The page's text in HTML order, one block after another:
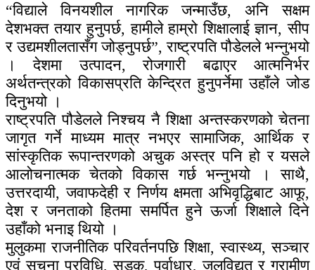
“विद्याले विनयशील नागरिक जन्माउँछ, अनि सक्षम
देशभक्त तयार हुनुपर्छ, हामीले हाम्रो शिक्षालाई ज्ञान, सीप
र उद्यमशीलतासँग जोड्नुपर्छ”, राष्ट्रपति पौडेलले भन्नुभयो
। देशमा उत्पादन, रोजगारी बढाएर आत्मनिर्भर
अर्थतन्त्रको विकासप्रति केन्द्रित हुनुपर्नेमा उहाँले जोड
दिनुभयो ।
राष्ट्रपति पौडेलले निश्चय नै शिक्षा अन्तस्करणको चेतना
जागृत गर्ने माध्यम मात्र नभएर सामाजिक, आर्थिक र
सांस्कृतिक रूपान्तरणको अचुक अस्त्र पनि हो र यसले
आलोचनात्मक चेतको विकास गर्छ भन्नुभयो । साथै,
उत्तरदायी, जवाफदेही र निर्णय क्षमता अभिवृद्धिबाट आफू,
देश र जनताको हितमा समर्पित हुने ऊर्जा शिक्षाले दिने
उहाँको भनाइ थियो ।
मुलुकमा राजनीतिक परिवर्तनपछि शिक्षा, स्वास्थ्य, सञ्चार
एवं सूचना प्रविधि, सडक, पूर्वाधार, जलविद्युत् र ग्रामीण